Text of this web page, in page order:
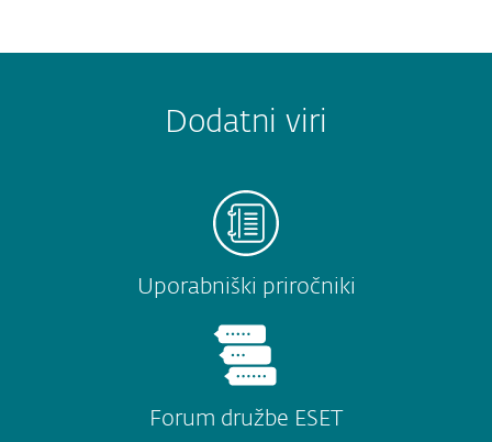
Dodatni viri
Uporabniški priročniki
Forum družbe ESET